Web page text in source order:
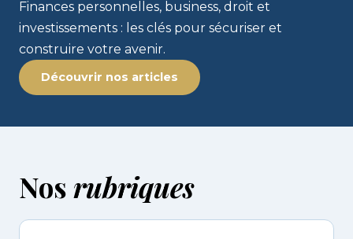
Finances personnelles, business, droit et
investissements : les clés pour sécuriser et
construire votre avenir.
Découvrir nos articles
Nos rubriques